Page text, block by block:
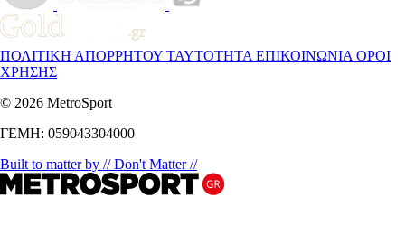
ΠΟΛΙΤΙΚΗ ΑΠΟΡΡΗΤΟΥ ΤΑΥΤΟΤΗΤΑ ΕΠΙΚΟΙΝΩΝΙΑ ΟΡΟΙ
ΧΡΗΣΗΣ
© 2026 MetroSport
ΓΕΜΗ: 059043304000
Built to matter by // Don't Matter //